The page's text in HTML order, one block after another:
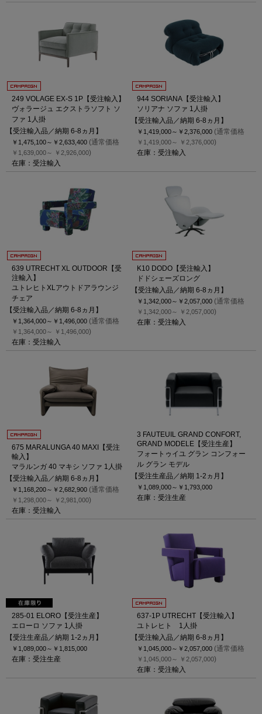
249 VOLAGE EX-S 1P【受注輸入】
ヴォラージュ エクストラソフト ソ
ファ 1人掛
【受注輸入品／納期 6-8ヵ月】
￥1,475,100～ ￥2,633,400 (通常価格
￥1,639,000～ ￥2,926,000)
在庫：受注輸入
944 SORIANA【受注輸入】
ソリアナ ソファ 1人掛
【受注輸入品／納期 6-8ヵ月】
￥1,419,000～ ￥2,376,000 (通常価格
￥1,419,000～ ￥2,376,000)
在庫：受注輸入
639 UTRECHT XL OUTDOOR【受
注輸入】
ユトレヒトXLアウトドアラウンジ
チェア
【受注輸入品／納期 6-8ヵ月】
￥1,364,000～ ￥1,496,000 (通常価格
￥1,364,000～ ￥1,496,000)
在庫：受注輸入
K10 DODO【受注輸入】
ドドシェーズロング
【受注輸入品／納期 6-8ヵ月】
￥1,342,000～ ￥2,057,000 (通常価格
￥1,342,000～ ￥2,057,000)
在庫：受注輸入
675 MARALUNGA 40 MAXI【受注
輸入】
マラルンガ 40 マキシ ソファ 1人掛
【受注輸入品／納期 6-8ヵ月】
￥1,168,200～ ￥2,682,900 (通常価格
￥1,298,000～ ￥2,981,000)
在庫：受注輸入
3 FAUTEUIL GRAND CONFORT,
GRAND MODELE【受注生産】
フォートゥイユ グラン コンフォー
ル グラン モデル
【受注生産品／納期 1-2ヵ月】
￥1,089,000～ ￥1,793,000
在庫：受注生産
285-01 ELORO【受注生産】
エローロ ソファ 1人掛
【受注生産品／納期 1-2ヵ月】
￥1,089,000～ ￥1,815,000
在庫：受注生産
637-1P UTRECHT【受注輸入】
ユトレヒト 1人掛
【受注輸入品／納期 6-8ヵ月】
￥1,045,000～ ￥2,057,000 (通常価格
￥1,045,000～ ￥2,057,000)
在庫：受注輸入